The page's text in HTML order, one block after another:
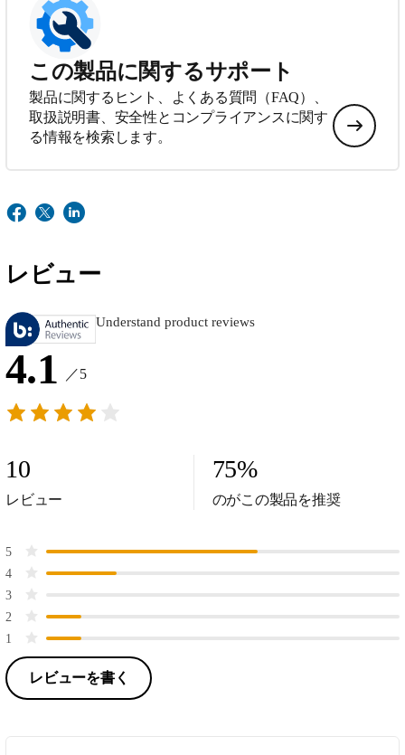
この製品に関するサポート
製品に関するヒント、よくある質問（FAQ）、
取扱説明書、安全性とコンプライアンスに関す
る情報を検索します。
レビュー
Understand product reviews
4.1 ／5
10
レビュー
75%
のがこの製品を推奨
5
4
3
2
1
レビューを書く